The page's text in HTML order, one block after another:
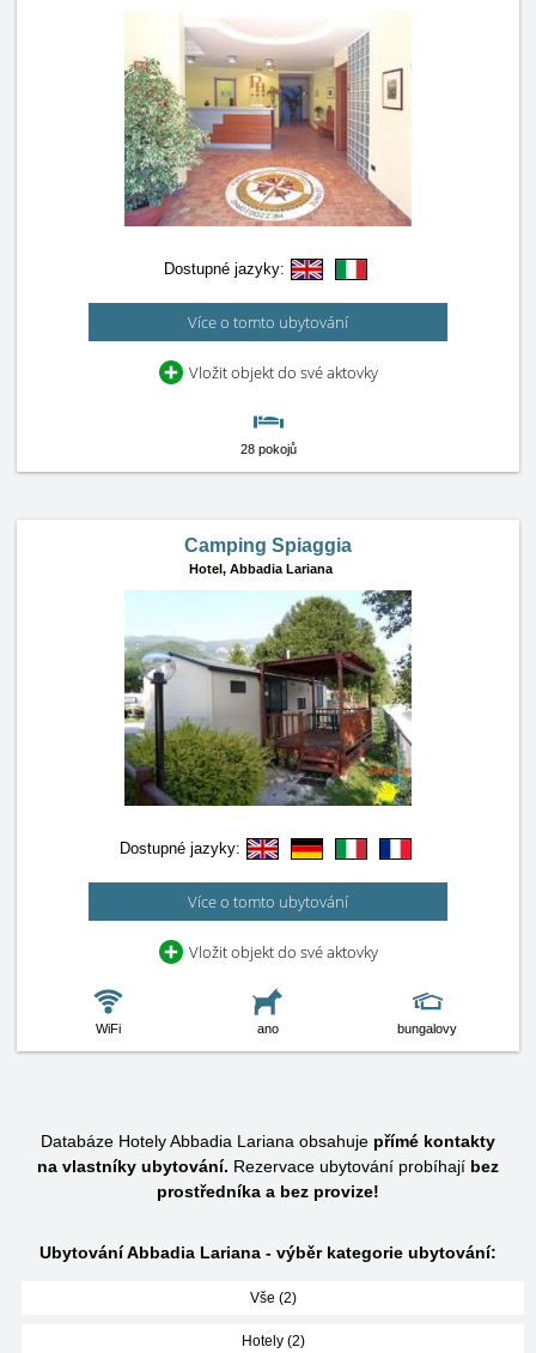
Dostupné jazyky:
Více o tomto ubytování
Vložit objekt do své aktovky
28 pokojů
Camping Spiaggia
Hotel, Abbadia Lariana
Dostupné jazyky:
Více o tomto ubytování
Vložit objekt do své aktovky
WiFi ano bungalovy
Databáze Hotely Abbadia Lariana obsahuje přímé kontakty
na vlastníky ubytování. Rezervace ubytování probíhají bez
prostředníka a bez provize!
Ubytování Abbadia Lariana - výběr kategorie ubytování:
Vše (2)
Hotely (2)